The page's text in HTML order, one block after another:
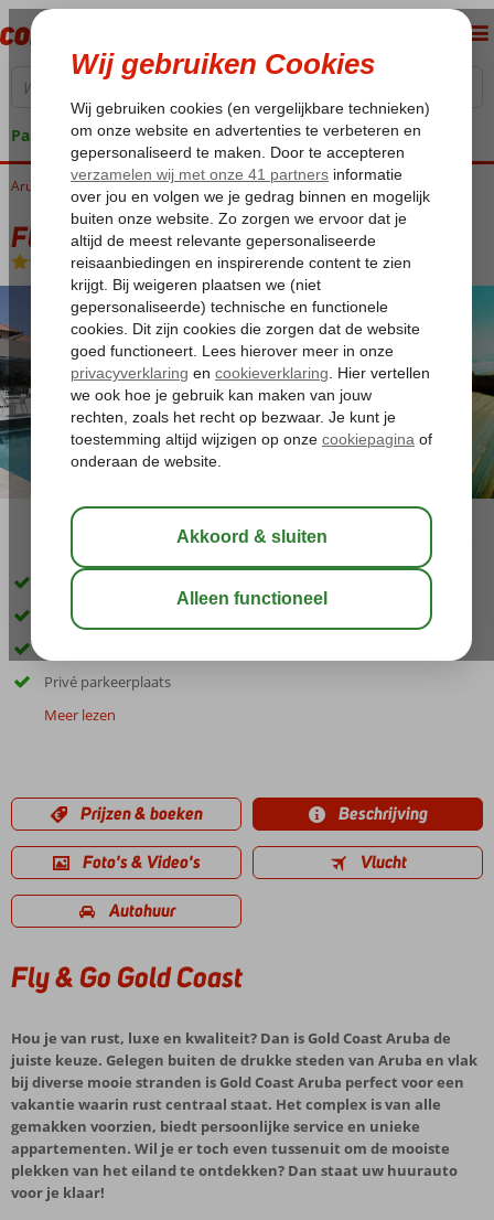
Pakketgarantie
Home
Aruba Malmok Beach Fly & Go Gold Coast
Fly & Go Gold Coast
Logies-Hotel
Inclusief huurauto
Prachtige witte zandstranden op korte afstand
Privé parkeerplaats
Meer lezen
Prijzen & boeken Beschrijving
Foto's & Video's Vlucht
Autohuur
Fly & Go Gold Coast
Hou je van rust, luxe en kwaliteit? Dan is Gold Coast Aruba de
juiste keuze. Gelegen buiten de drukke steden van Aruba en vlak
bij diverse mooie stranden is Gold Coast Aruba perfect voor een
vakantie waarin rust centraal staat. Het complex is van alle
gemakken voorzien, biedt persoonlijke service en unieke
appartementen. Wil je er toch even tussenuit om de mooiste
plekken van het eiland te ontdekken? Dan staat uw huurauto
voor je klaar!